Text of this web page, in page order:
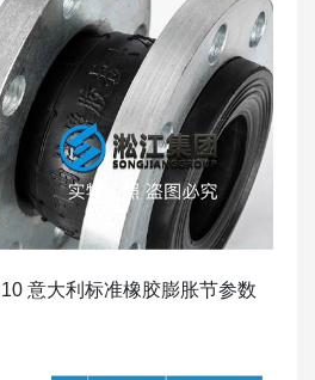
意大利标准橡胶膨胀节参数